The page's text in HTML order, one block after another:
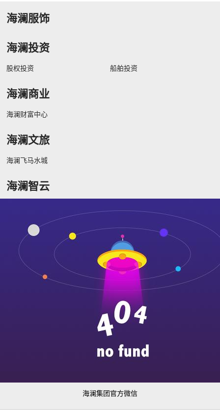
海澜服饰
海澜投资
股权投资 船舶投资
海澜商业
海澜财富中心
海澜文旅
海澜飞马水城
海澜智云
海澜集团官方微信